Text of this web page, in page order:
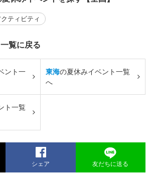
ティビティ
覧に戻る
ント一
東海の夏休みイベント一覧
へ
ト一覧
シェア 友だちに送る